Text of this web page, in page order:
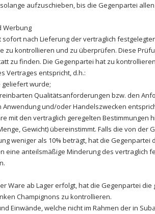
aufzuschieben, bis die Gegenpartei
Werbung
sofort nach Lieferung der vertraglich
zu kontrollieren und zu überprüfen. Diese
zu finden. Die Gegenpartei hat zu
Vertrages entspricht, d.h.:
geliefert wurde;
Qualitätsanforderungen bzw. den
und/oder Handelszwecken
mit den vertraglich geregelten Bestimmungen
Gewicht) übereinstimmt. Falls die von der
weniger als 10% beträgt, hat die Gegenpartei
eine anteilsmäßige Minderung des vertraglich
Ware ab Lager erfolgt, hat die Gegenpartei die
Champignons zu kontrollieren.
Einwände, welche nicht im Rahmen der in